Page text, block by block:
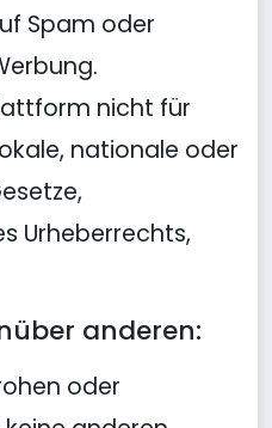
Spam oder
nicht für
nationale oder
Urheberrechts,
anderen:
oder